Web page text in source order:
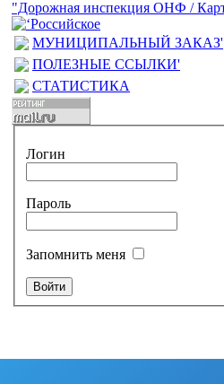
МУНИЦИПАЛЬНЫЙ ЗАКАЗ'
ПОЛЕЗНЫЕ ССЫЛКИ'
СТАТИСТИКА
Логин
Пароль
Запомнить меня